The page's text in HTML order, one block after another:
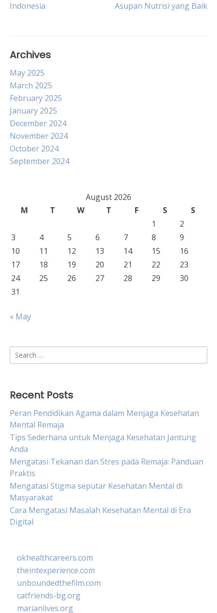
navigation
Indonesia
Asupan Nutrisi yang Baik
Archives
May 2025
March 2025
February 2025
January 2025
December 2024
November 2024
October 2024
September 2024
August 2026
M
T W T F S
S
1
2
3
4 5 6 7 8
9
10
11 12 13 14 15
16
17
18 19 20 21 22
23
24
25 26 27 28 29
30
31
« May
Search
for:
Recent Posts
Peran Pendidikan Agama dalam Menjaga Kesehatan
Mental Remaja
Tips Sederhana untuk Menjaga Kesehatan Jantung
Anda
Mengatasi Tekanan dan Stres pada Remaja: Panduan
Praktis
Mengatasi Stigma seputar Kesehatan Mental di
Masyarakat
Cara Mengatasi Masalah Kesehatan Mental di Era
Digital
okhealthcareers.com
theintexperience.com
unboundedthefilm.com
catfriends-bg.org
marianlives.org